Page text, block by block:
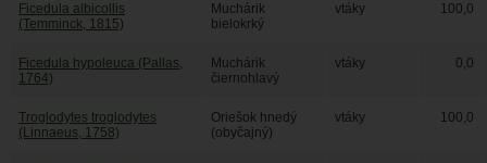
Ficedula albicollis
(Temminck, 1815)
Muchárik
bielokrký
vtáky 100,0
Ficedula hypoleuca (Pallas,
1764)
Muchárik
čiernohlavý
vtáky 0,0
Troglodytes troglodytes
(Linnaeus, 1758)
Oriešok hnedý
(obyčajný)
vtáky 100,0